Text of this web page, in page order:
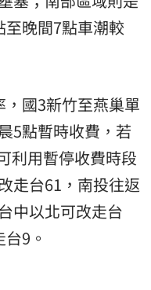
晚間7點車潮較
國3新竹至燕巢單
5點暫時收費，若
利用暫停收費時段
走台61，南投往返
中以北可改走台
9。